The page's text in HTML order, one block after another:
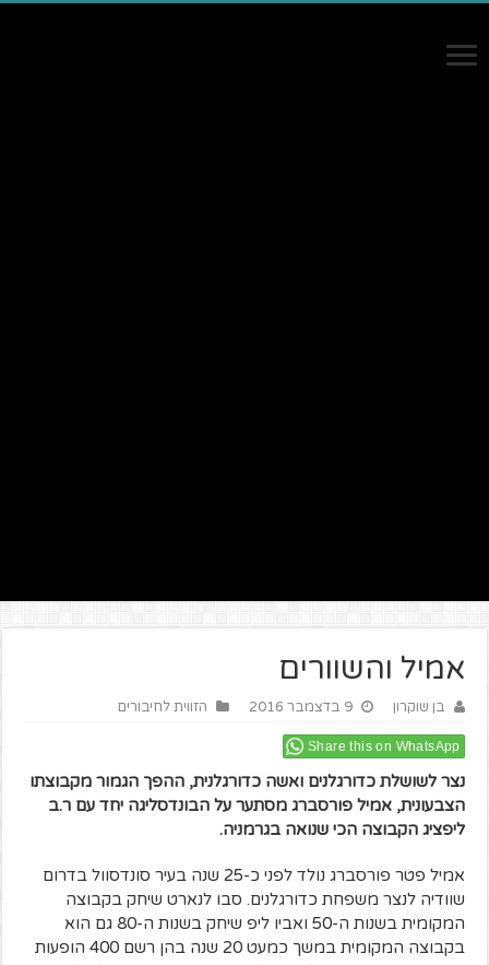
אמיל והשוורים
בן שוקרון 9 בדצמבר 2016 הזווית לחיבורים
Share this on WhatsApp
נצר לשושלת כדורגלנים ואשה כדורגלנית, ההפך הגמור מקבוצתו
הצבעונית, אמיל פורסברג מסתער על הבונדסליגה יחד עם ר.ב
ליפציג הקבוצה הכי שנואה בגרמניה.
אמיל פטר פורסברג נולד לפני כ-25 שנה בעיר סונדסוול בדרום
שוודיה לנצר משפחת כדורגלנים. סבו לנארט שיחק בקבוצה
המקומית בשנות ה-50 ואביו ליפ שיחק בשנות ה-80 גם הוא
בקבוצה המקומית במשך כמעט 20 שנה בהן רשם 400 הופעות